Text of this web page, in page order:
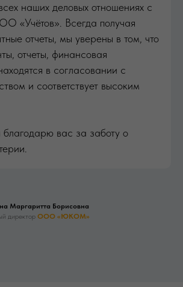
наших деловых отношениях с
«Учётов». Всегда получая
отчеты, мы уверены в том, что
отчеты, финансовая
в согласовании с
и соответствует высоким
вас за заботу о
Маргаритта Борисовна
директор ООО «ЮКОМ»